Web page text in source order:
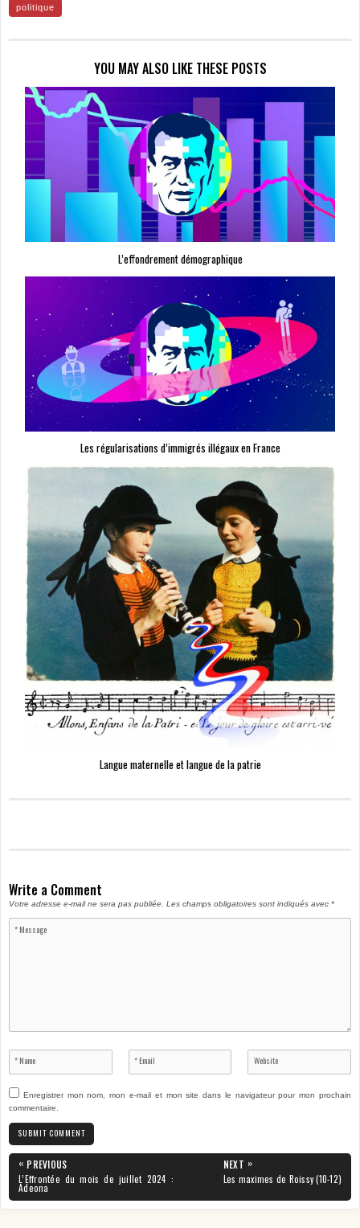
politique
YOU MAY ALSO LIKE THESE POSTS
L’effondrement démographique
Les régularisations d’immigrés illégaux en France
Langue maternelle et langue de la patrie
Write a Comment
Votre adresse e-mail ne sera pas publiée. Les champs obligatoires sont indiqués avec *
Enregistrer mon nom, mon e-mail et mon site dans le navigateur pour mon prochain
commentaire.
Navigation
de
l’article
« PREVIOUS
PREVIOUS
POST:
L’Effrontée du mois de juillet 2024 :
Adeona
NEXT »
NEXT
POST:
Les maximes de Roissy (10-12)